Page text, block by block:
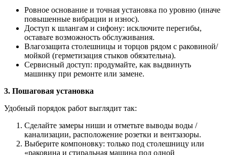
Ровное основание и точная установка по уровню (иначе
повышенные вибрации и износ).
Доступ к шлангам и сифону: исключите перегибы,
оставьте возможность обслуживания.
Влагозащита столешницы и торцов рядом с раковиной/
мойкой (герметизация стыков обязательна).
Сервисный доступ: продумайте, как выдвинуть
машинку при ремонте или замене.
3. Пошаговая установка
Удобный порядок работ выглядит так:
Сделайте замеры ниши и отметьте выводы воды /
канализации, расположение розетки и вентзазоры.
Выберите компоновку: только под столешницу или
«раковина и стиральная машина под одной